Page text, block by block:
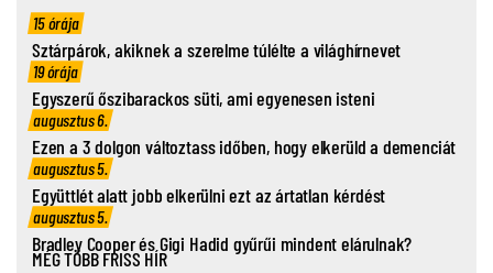
15 órája
Sztárpárok, akiknek a szerelme túlélte a világhírnevet
19 órája
Egyszerű őszibarackos süti, ami egyenesen isteni
augusztus 6.
Ezen a 3 dolgon változtass időben, hogy elkerüld a demenciát
augusztus 5.
Együttlét alatt jobb elkerülni ezt az ártatlan kérdést
augusztus 5.
Bradley Cooper és Gigi Hadid gyűrűi mindent elárulnak?
MÉG TÖBB FRISS HÍR